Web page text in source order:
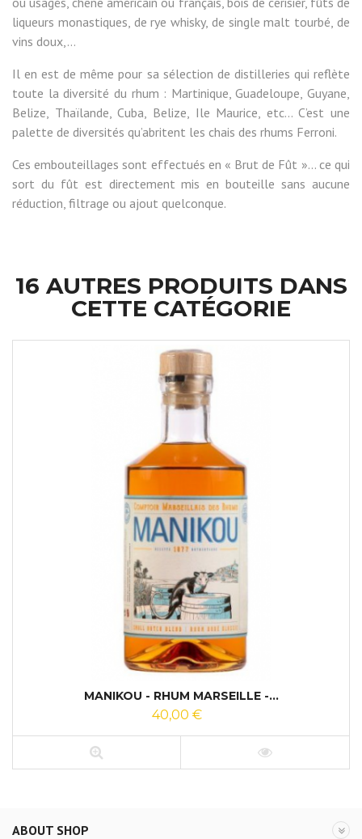
liqueurs monastiques, de rye whisky, de single malt tourbé, de
vins doux,…
Il en est de même pour sa sélection de distilleries qui reflète
toute la diversité du rhum : Martinique, Guadeloupe, Guyane,
Belize, Thaïlande, Cuba, Belize, Ile Maurice, etc... C’est une
palette de diversités qu’abritent les chais des rhums Ferroni.
Ces embouteillages sont effectués en « Brut de Fût »... ce qui
sort du fût est directement mis en bouteille sans aucune
réduction, filtrage ou ajout quelconque.
16 AUTRES PRODUITS DANS
CETTE CATÉGORIE
MANIKOU - RHUM MARSEILLE -...
40,00 €
ABOUT SHOP